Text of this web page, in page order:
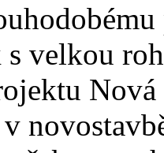
velkou
v